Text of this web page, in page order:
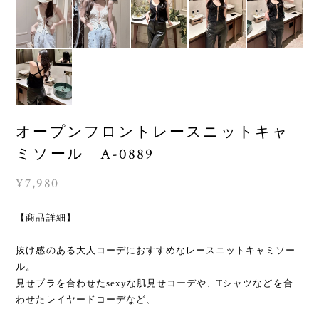
オープンフロントレースニットキャ
ミソール A-0889
¥7,980
【商品詳細】
抜け感のある大人コーデにおすすめなレースニットキャミソー
ル。
見せブラを合わせたsexyな肌見せコーデや、Tシャツなどを合
わせたレイヤードコーデなど、